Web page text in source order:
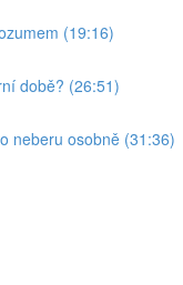
(19:16)
době? (26:51)
neberu osobně (31:36)